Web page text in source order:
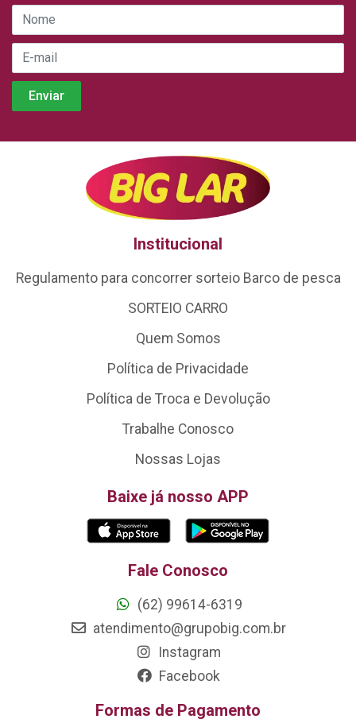
Institucional
Regulamento para concorrer sorteio Barco de pesca
SORTEIO CARRO
Quem Somos
Política de Privacidade
Política de Troca e Devolução
Trabalhe Conosco
Nossas Lojas
Baixe já nosso APP
Fale Conosco
(62) 99614-6319
atendimento@grupobig.com.br
Instagram
Facebook
Formas de Pagamento